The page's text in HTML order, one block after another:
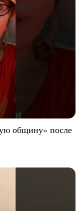
общину» после